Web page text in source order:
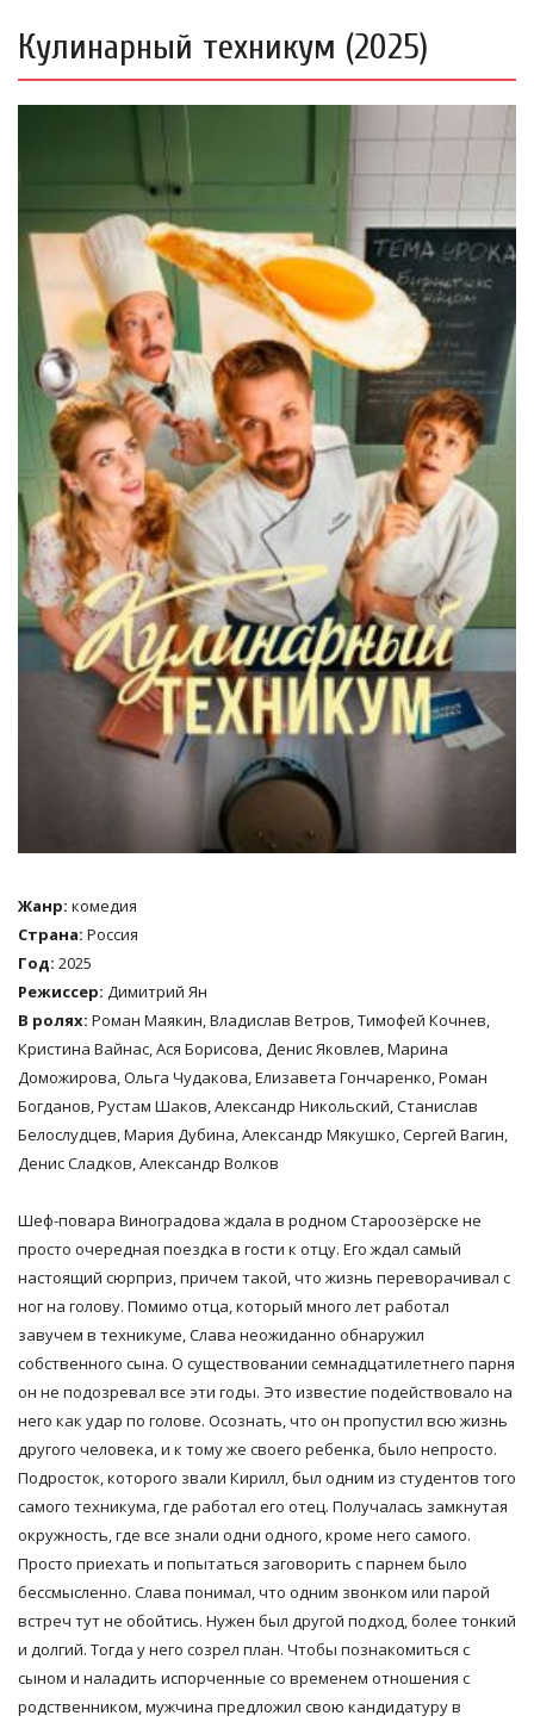
Кулинарный техникум (2025)
Жанр: комедия
Страна: Россия
Год: 2025
Режиссер: Димитрий Ян
В ролях: Роман Маякин, Владислав Ветров, Тимофей Кочнев,
Кристина Вайнас, Ася Борисова, Денис Яковлев, Марина
Доможирова, Ольга Чудакова, Елизавета Гончаренко, Роман
Богданов, Рустам Шаков, Александр Никольский, Станислав
Белослудцев, Мария Дубина, Александр Мякушко, Сергей Вагин,
Денис Сладков, Александр Волков
Шеф-повара Виноградова ждала в родном Староозёрске не
просто очередная поездка в гости к отцу. Его ждал самый
настоящий сюрприз, причем такой, что жизнь переворачивал с
ног на голову. Помимо отца, который много лет работал
завучем в техникуме, Слава неожиданно обнаружил
собственного сына. О существовании семнадцатилетнего парня
он не подозревал все эти годы. Это известие подействовало на
него как удар по голове. Осознать, что он пропустил всю жизнь
другого человека, и к тому же своего ребенка, было непросто.
Подросток, которого звали Кирилл, был одним из студентов того
самого техникума, где работал его отец. Получалась замкнутая
окружность, где все знали одни одного, кроме него самого.
Просто приехать и попытаться заговорить с парнем было
бессмысленно. Слава понимал, что одним звонком или парой
встреч тут не обойтись. Нужен был другой подход, более тонкий
и долгий. Тогда у него созрел план. Чтобы познакомиться с
сыном и наладить испорченные со временем отношения с
родственником, мужчина предложил свою кандидатуру в